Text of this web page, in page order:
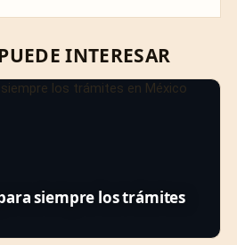
INTERESAR
siempre los trámites